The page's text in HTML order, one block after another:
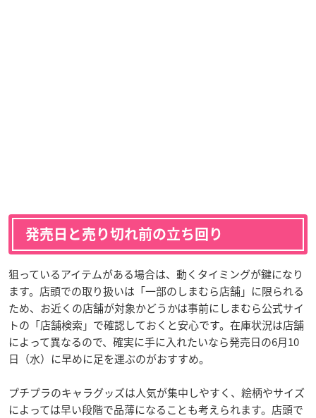
発売日と売り切れ前の立ち回り
狙っているアイテムがある場合は、動くタイミングが鍵になり
ます。店頭での取り扱いは「一部のしまむら店舗」に限られる
ため、お近くの店舗が対象かどうかは事前にしまむら公式サイ
トの「店舗検索」で確認しておくと安心です。在庫状況は店舗
によって異なるので、確実に手に入れたいなら発売日の6月10
日（水）に早めに足を運ぶのがおすすめ。
プチプラのキャラグッズは人気が集中しやすく、絵柄やサイズ
によっては早い段階で品薄になることも考えられます。店頭で